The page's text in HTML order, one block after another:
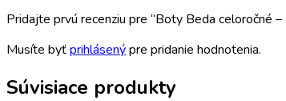
Pridajte prvú recenziu pre “Boty Beda celoročné
Musíte byťprihlásenýpre pridanie hodnotenia.
Súvisiace produkty